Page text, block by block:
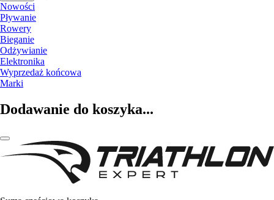
Nowości
Pływanie
Rowery
Bieganie
Odżywianie
Elektronika
Wyprzedaż końcowa
Marki
Dodawanie do koszyka...